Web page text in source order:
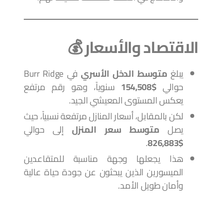
الاقتصاد والأسعار 💰
يبلغ متوسط الدخل الأسري
في Burr Ridge
حوالي $154,508
سنوياً، وهو رقم مرتفع
يعكس المستوى المعيشي الجيد.
لكن بالمقابل، أسعار المنازل مرتفعة نسبياً، حيث
يصل متوسط سعر المنزلإلى حوالي
$826,883
.
هذا يجعلها وجهة مناسبة للمتقاعدين
الميسورين الذين يبحثون عن جودة حياة عالية
وأمان طويل الأمد.